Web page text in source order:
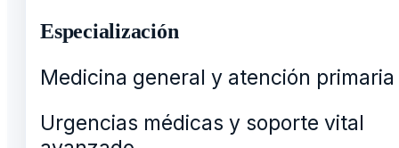
Especialización
Medicina general y atención primaria
Urgencias médicas y soporte vital